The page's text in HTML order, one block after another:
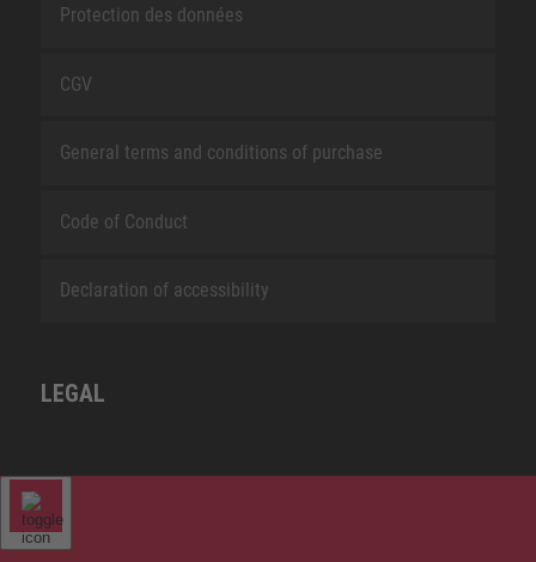
Protection des données
CGV
General terms and conditions of purchase
Code of Conduct
Declaration of accessibility
LEGAL